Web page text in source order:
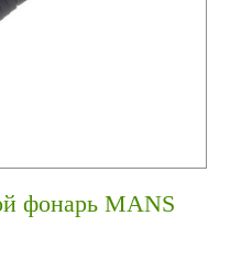
фонарь MANS